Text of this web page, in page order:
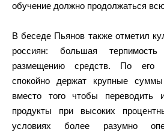
обучение должно продолжаться
В беседе Пьянов также отметил
россиян: большая
размещению средств. По его
спокойно держат крупные
вместо того чтобы переводить
продукты при высоких
условиях более разумно